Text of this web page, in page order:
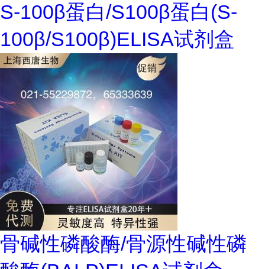
S-100β蛋白/S100β蛋白(S-
100β/S100β)ELISA试剂盒
骨碱性磷酸酶/骨源性碱性磷